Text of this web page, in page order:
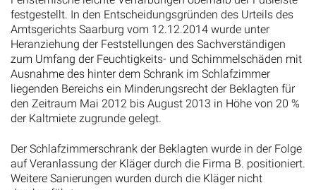
festgestellt. In den Entscheidungsgründen des Urteils des
Amtsgerichts Saarburg vom 12.12.2014 wurde unter
Heranziehung der Feststellungen des Sachverständigen
zum Umfang der Feuchtigkeits- und Schimmelschäden mit
Ausnahme des hinter dem Schrank im Schlafzimmer
liegenden Bereichs ein Minderungsrecht der Beklagten für
den Zeitraum Mai 2012 bis August 2013 in Höhe von 20 %
der Kaltmiete zugrunde gelegt.
Der Schlafzimmerschrank der Beklagten wurde in der Folge
auf Veranlassung der Kläger durch die Firma B. positioniert.
Weitere Sanierungen wurden durch die Kläger nicht